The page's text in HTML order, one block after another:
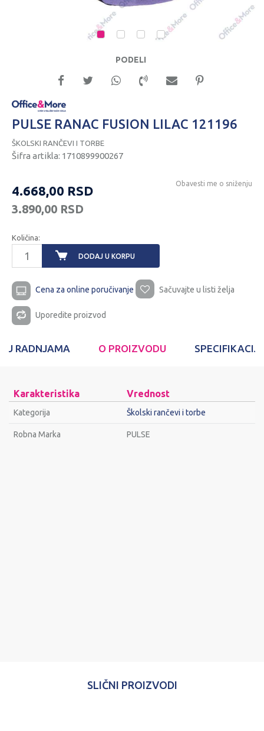
1 2 3 4
PODELI
PULSE RANAC FUSION LILAC 121196
ŠKOLSKI RANČEVI I TORBE
Šifra artikla: 1710899900267
4.668,00 RSD
3.890,00 RSD
Obavesti me o sniženju
Količina:
DODAJ U KORPU
Cena za online poručivanje Sačuvajte u listi želja
Uporedite proizvod
U RADNJAMA O PROIZVODU
Karakteristika Vrednost
Kategorija Školski rančevi i torbe
Robna Marka PULSE
SLIČNI PROIZVODI